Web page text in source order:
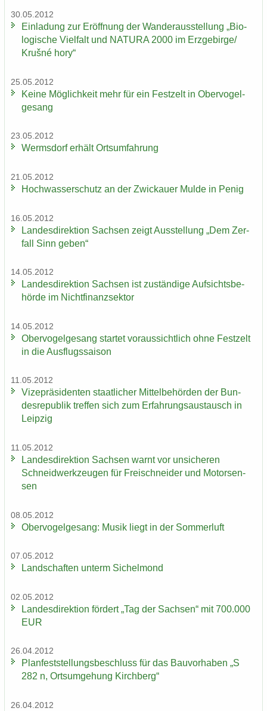
30.05.2012
Ein­la­dung zur Er­öff­nung der Wan­der­aus­stel­lung „Bio­
lo­gi­sche Viel­falt und NA­TU­RA 2000 im Erz­ge­bir­ge/
Krušné hory“
25.05.2012
Keine Mög­lich­keit mehr für ein Fest­zelt in Ober­vo­gel­
ge­sang
23.05.2012
Werms­dorf er­hält Orts­um­fah­rung
21.05.2012
Hoch­was­ser­schutz an der Zwi­ckau­er Mulde in Penig
16.05.2012
Lan­des­di­rek­ti­on Sach­sen zeigt Aus­stel­lung „Dem Zer­
fall Sinn geben“
14.05.2012
Lan­des­di­rek­ti­on Sach­sen ist zu­stän­di­ge Auf­sichts­be­
hör­de im Nicht­fi­nanz­sek­tor
14.05.2012
Ober­vo­gel­ge­sang star­tet vor­aus­sicht­lich ohne Fest­zelt
in die Aus­flugs­sai­son
11.05.2012
Vi­ze­prä­si­den­ten staat­li­cher Mit­tel­be­hör­den der Bun­
des­re­pu­blik tref­fen sich zum Er­fah­rungs­aus­tausch in
Leip­zig
11.05.2012
Lan­des­di­rek­ti­on Sach­sen warnt vor un­si­che­ren
Schneid­werk­zeu­gen für Frei­schnei­der und Mo­tor­sen­
sen
08.05.2012
Ober­vo­gel­ge­sang: Musik liegt in der Som­mer­luft
07.05.2012
Land­schaf­ten un­term Si­chel­mond
02.05.2012
Lan­des­di­rek­ti­on för­dert „Tag der Sach­sen“ mit 700.000
EUR
26.04.2012
Plan­fest­stel­lungs­be­schluss für das Bau­vor­ha­ben „S
282 n, Orts­um­ge­hung Kirch­berg“
26.04.2012